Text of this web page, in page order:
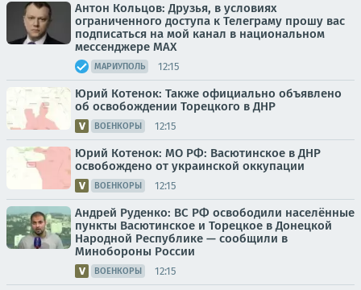
Антон Кольцов: Друзья, в условиях
ограниченного доступа к Телеграму прошу вас
подписаться на мой канал в национальном
мессенджере МАХ
МАРИУПОЛЬ 12:15
Юрий Котенок: Также официально объявлено
об освобождении Торецкого в ДНР
ВОЕНКОРЫ 12:15
Юрий Котенок: МО РФ: Васютинское в ДНР
освобождено от украинской оккупации
ВОЕНКОРЫ 12:15
Андрей Руденко: ВС РФ освободили населённые
пункты Васютинское и Торецкое в Донецкой
Народной Республике — сообщили в
Минобороны России
ВОЕНКОРЫ 12:15